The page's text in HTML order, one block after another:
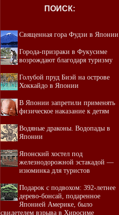
ПОИСК:
Священная гора Фудзи в Японии
Города-призраки в Фукусиме
возрождают благодаря туризму
Голубой пруд Биэй на острове
Хоккайдо в Японии
В Японии запретили применять
физическое наказание к детям
Водяные драконы. Водопады в
Японии
Японский хостел под
железнодорожной эстакадой —
изюминка для туристов
Подарок с подвохом: 392-летнее
дерево-бонсай, подаренное
Японией Америке, было
свидетелем взрыва в Хиросиме